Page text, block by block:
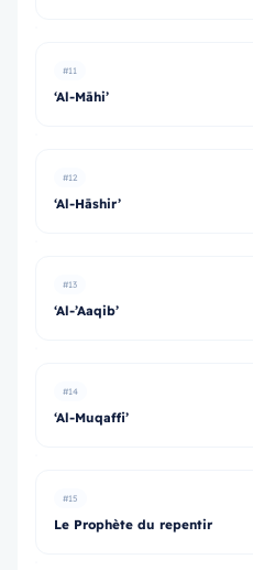
#11
‘Al-Māhi’
#12
‘Al-Hāshir’
#13
‘Al-’Aaqib’
#14
‘Al-Muqaffi’
#15
Le Prophète du repentir